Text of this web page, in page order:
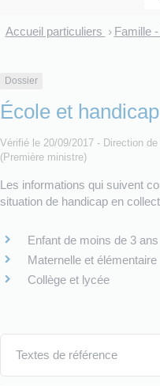
Accueil particuliers > Famille
Dossier
École et handicap
Vérifié le 20/09/2017 - Direction
(Première ministre)
Les informations qui suivent
situation de handicap en
Enfant de moins de 3 ans
Maternelle et élémentaire
Collège et lycée
Textes de référence